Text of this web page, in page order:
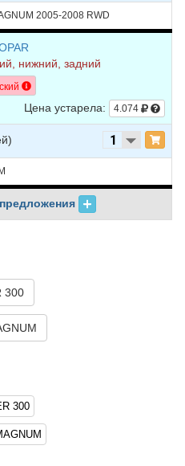
2006 V8 6.1L
2005
2005
2005 V8 5.7L
2005-2008 RWD
нижний, задний
Цена устарела: 4.074
300
300